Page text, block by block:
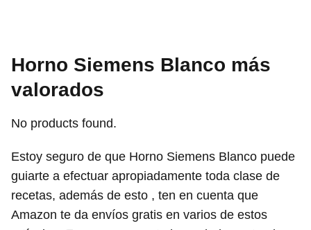
Horno Siemens Blanco más
valorados
No products found.
Estoy seguro de que Horno Siemens Blanco puede
guiarte a efectuar apropiadamente toda clase de
recetas, además de esto , ten en cuenta que
Amazon te da envíos gratis en varios de estos